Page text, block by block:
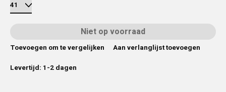
Niet op voorraad
Toevoegen om te vergelijken
Aan verlanglijst toevoegen
Levertijd: 1-2 dagen